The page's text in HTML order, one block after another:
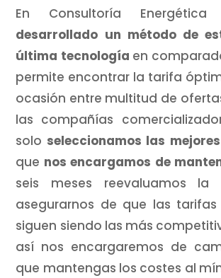
En Consultoría Energética
desarrollado un método de
última tecnología en
permite encontrar la tarifa
ocasión entre multitud de
las compañías
solo seleccionamos las
que nos encargamos de
seis meses reevaluamos
asegurarnos de que las
siguen siendo las más
así nos encargaremos de
que mantengas los costes al